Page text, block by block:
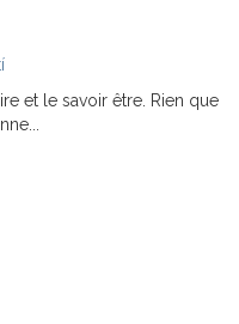
et le savoir être. Rien que